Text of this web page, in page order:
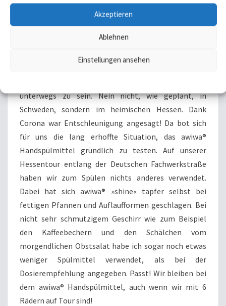
Akzeptieren
Ablehnen
Einstellungen ansehen
Awiwa shine kommt mit auf Reisen
Nachtrag Mai 2020: Awiwa Handspülmittel
»shine« – Praxistest im Wohnmobil
unterwegs zu sein. Nein nicht, wie geplant, in
Schweden, sondern im heimischen Hessen. Dank
Corona war Entschleunigung angesagt! Da bot sich
für uns die lang erhoffte Situation, das awiwa®
Handspülmittel gründlich zu testen. Auf unserer
Hessentour entlang der Deutschen Fachwerkstraße
haben wir zum Spülen nichts anderes verwendet.
Dabei hat sich awiwa® »shine« tapfer selbst bei
fettigen Pfannen und Auflaufformen geschlagen. Bei
nicht sehr schmutzigem Geschirr wie zum Beispiel
den Kaffeebechern und den Schälchen vom
morgendlichen Obstsalat habe ich sogar noch etwas
weniger Spülmittel verwendet, als bei der
Dosierempfehlung angegeben. Passt! Wir bleiben bei
dem awiwa® Handspülmittel, auch wenn wir mit 6
Rädern auf Tour sind!